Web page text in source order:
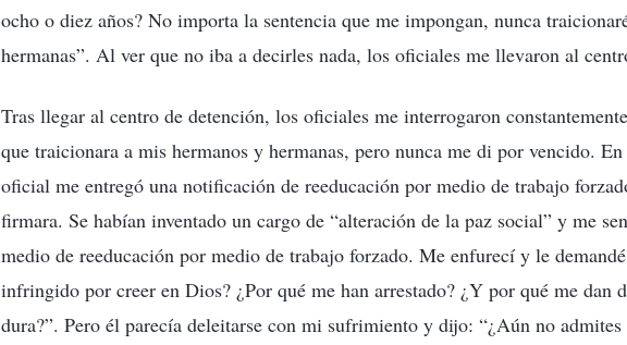
ocho o diez años? No importa la sentencia que me impongan, nunca
hermanas”. Al ver que no iba a decirles nada, los oficiales me llevaron al
Tras llegar al centro de detención, los oficiales me interrogaron
que traicionara a mis hermanos y hermanas, pero nunca me di por vencido.
oficial me entregó una notificación de reeducación por medio de trabajo
firmara. Se habían inventado un cargo de “alteración de la paz social” y me
medio de reeducación por medio de trabajo forzado. Me enfurecí y le
infringido por creer en Dios? ¿Por qué me han arrestado? ¿Y por qué me dan
dura?”. Pero él parecía deleitarse con mi sufrimiento y dijo: “¿Aún no admites